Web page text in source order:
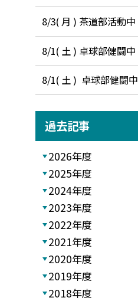
8/3( 月 ) 茶道部活動中
8/1( 土 ) 卓球部健闘中
8/1( 土 ) 卓球部健闘中
過去記事
2026年度
2025年度
2024年度
2023年度
2022年度
2021年度
2020年度
2019年度
2018年度